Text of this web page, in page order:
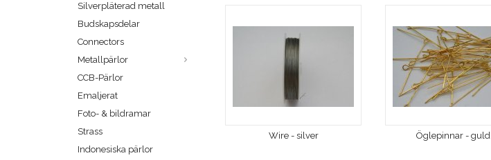
Silverpläterad metall
Budskapsdelar
Connectors
Metallpärlor
CCB-Pärlor
Emaljerat
Foto- & bildramar
Strass
Indonesiska pärlor
Wire - silver Öglepinnar - guld